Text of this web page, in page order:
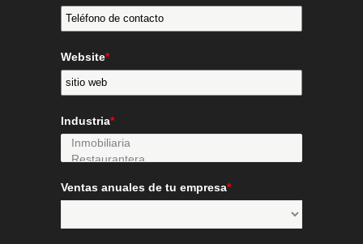
Website*
Industria*
Ventas anuales de tu empresa*